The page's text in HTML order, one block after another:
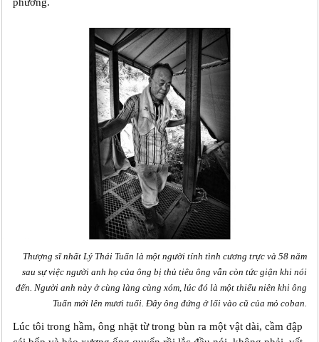
Thượng sĩ nhất Lý Thái Tuấn là một người tính tình cương trực và 58 năm
sau sự việc người anh họ của ông bị thủ tiêu ông vẫn còn tức giận khi nói
đến. Người anh này ở cùng làng cùng xóm, lúc đó là một thiếu niên khi ông
Tuấn mới lên mươi tuổi. Đây ông đứng ở lối vào cũ của mỏ coban.
Lúc tôi trong hầm, ông nhặt từ trong bùn ra một vật dài, cầm đập